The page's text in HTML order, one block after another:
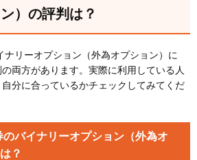
）の評判は？
ナリーオプション（外為オプション）に
両方があります。実際に利用している人
分に合っているかチェックしてみてくだ
バイナリーオプション（外為オ
？